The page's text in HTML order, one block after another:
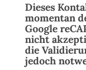
Dieses
momentan
Google
nicht
die
jedoch